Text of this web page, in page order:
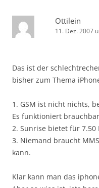
Ottilein
11. Dez. 2007
Das ist der
bisher zum Thema
1. GSM ist nicht nichts,
Es funktioniert
2. Sunrise bietet für 7.50
3. Niemand braucht
kann.
Klar kann man das